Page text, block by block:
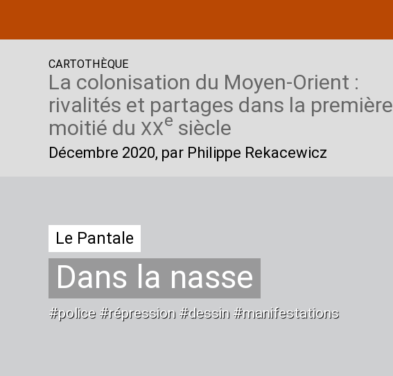
CARTOTHÈQUE
La colonisation du Moyen-Orient :
rivalités et partages dans la première
moitié du XXe siècle
Décembre 2020, par Philippe Rekacewicz
Le Pantale
Dans la nasse
#police #répression #dessin #manifestations